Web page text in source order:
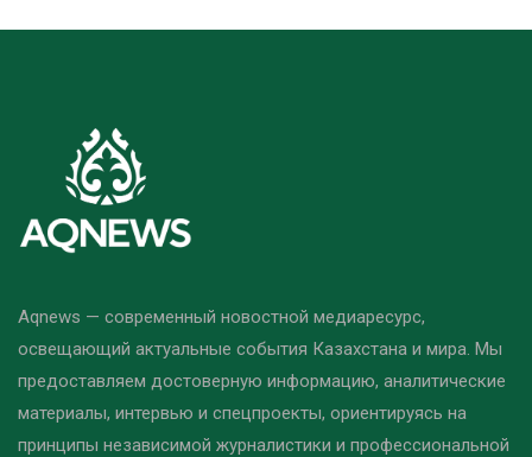
Aqnews — современный новостной медиаресурс,
освещающий актуальные события Казахстана и мира. Мы
предоставляем достоверную информацию, аналитические
материалы, интервью и спецпроекты, ориентируясь на
принципы независимой журналистики и профессиональной